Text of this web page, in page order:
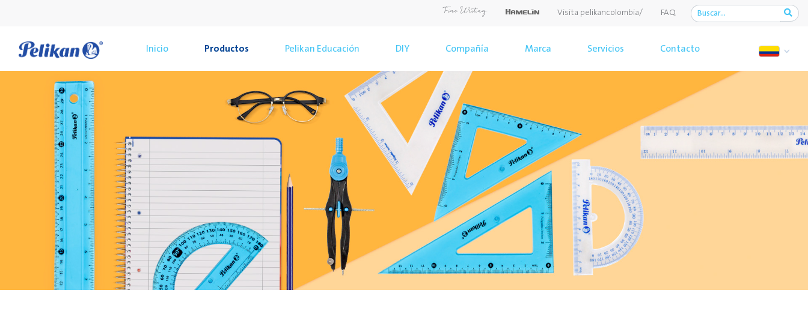
Visita pelikancolombia/ FAQ
Inicio Productos Pelikan Educación DIY Compañía Marca Servicios Contacto